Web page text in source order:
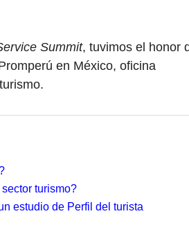
Summit, tuvimos el honor
en México, oficina
turismo?
estudio de Perfil del turista